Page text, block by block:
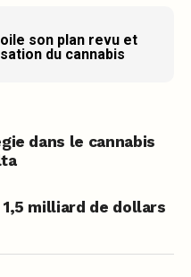
son plan revu et
du cannabis
dans le cannabis
milliard de dollars